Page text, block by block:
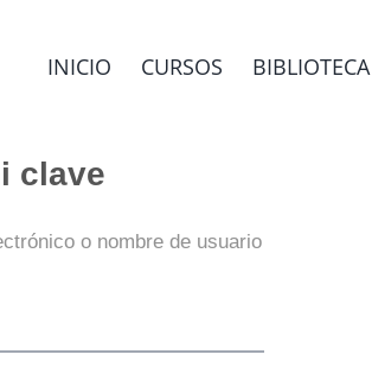
INICIO CURSOS BIBLIOTECA
clave
o nombre de usuario